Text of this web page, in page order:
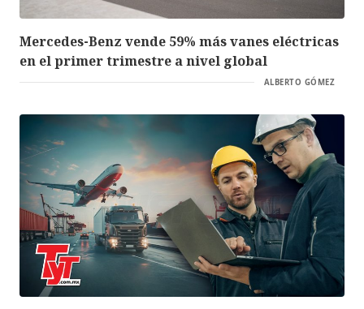
Mercedes-Benz vende 59% más vanes eléctricas
en el primer trimestre a nivel global
ALBERTO GÓMEZ